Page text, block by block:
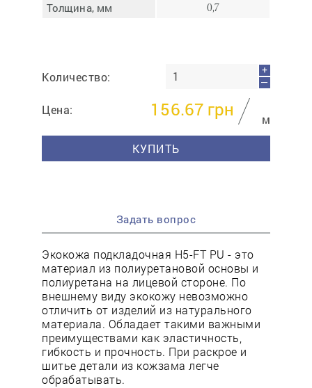
Толщина, мм 0,7
Количество:
+
—
Цена: 156.67 грн
м
КУПИТЬ
Задать вопрос
Экокожа подкладочная H5-FT PU - это
материал из полиуретановой основы и
полиуретана на лицевой стороне. По
внешнему виду экокожу невозможно
отличить от изделий из натурального
материала. Обладает такими важными
преимуществами как эластичность,
гибкость и прочность. При раскрое и
шитье детали из кожзама легче
обрабатывать.